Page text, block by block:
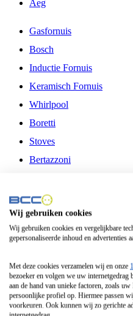
Aeg
Gasfornuis
Bosch
Inductie Fornuis
Keramisch Fornuis
Whirlpool
Boretti
Stoves
Bertazzoni
Fitelli
Airfryer
Frituurpan
Contactgrill
Broodbakmachine
Broodrooster
Wij gebruiken cookies
Wij gebruiken cookies en vergelijkbare
gepersonaliseerde inhoud en advertenties
Met deze cookies verzamelen wij en onze
bezoeker en volgen we uw
aan de hand van unieke factoren, zoals
persoonlijke profiel op. Hiermee passen
voorkeuren. Ook kunnen wij zo gerichte